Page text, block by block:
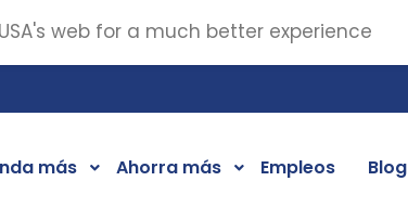
más Ahorra más Empleos Blog
web for a much better experience